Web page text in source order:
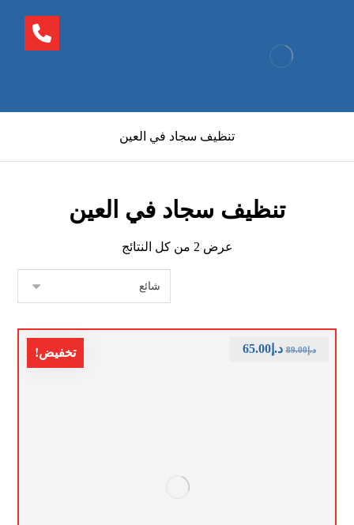
تنظيف سجاد في العين
تنظيف سجاد في العين
عرض ⁦2⁩ من كل النتائج
تخفيض! د.إ89.00 د.إ65.00